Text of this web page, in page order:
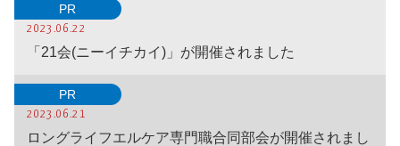
PR
2023.06.22
「21会(ニーイチカイ)」が開催されました
PR
2023.06.21
ロングライフエルケア専門職合同部会が開催されまし